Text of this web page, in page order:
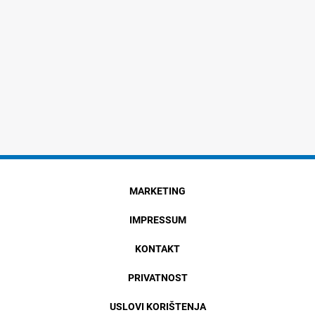
MARKETING
IMPRESSUM
KONTAKT
PRIVATNOST
USLOVI KORIŠTENJA